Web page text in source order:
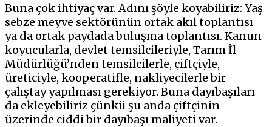
Buna çok ihtiyaç var. Adını şöyle koyabiliriz: Yaş
sebze meyve sektörünün ortak akıl toplantısı
ya da ortak paydada buluşma toplantısı. Kanun
koyucularla, devlet temsilcileriyle, Tarım İl
Müdürlüğü’nden temsilcilerle, çiftçiyle,
üreticiyle, kooperatifle, nakliyecilerle bir
çalıştay yapılması gerekiyor. Buna dayıbaşıları
da ekleyebiliriz çünkü şu anda çiftçinin
üzerinde ciddi bir dayıbaşı maliyeti var.